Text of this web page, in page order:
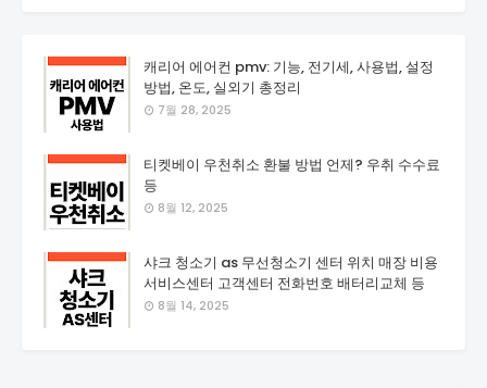
캐리어 에어컨 pmv: 기능, 전기세, 사용법, 설정
방법, 온도, 실외기 총정리
7월 28, 2025
티켓베이 우천취소 환불 방법 언제? 우취 수수료
등
8월 12, 2025
샤크 청소기 as 무선청소기 센터 위치 매장 비용
서비스센터 고객센터 전화번호 배터리교체 등
8월 14, 2025